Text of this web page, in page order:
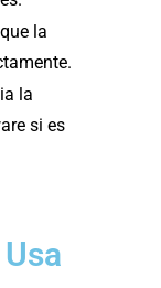
la
la
si es